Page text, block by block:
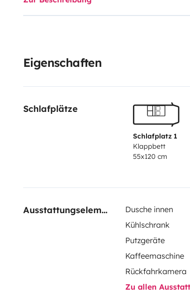
Eigenschaften
Schlafplätze
Schlafplatz 1
Klappbett
55x120 cm
Ausstattungselemente Dusche innen
Kühlschrank
Putzgeräte
Kaffeemaschine
Rückfahrkamera
Zu allen